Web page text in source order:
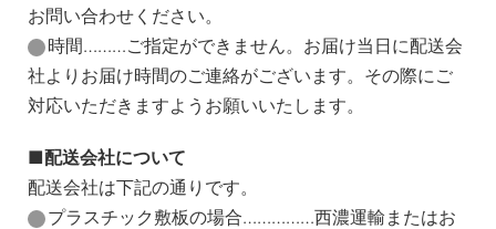
お問い合わせください。
時間………ご指定ができません。お届け当日に配送会
社よりお届け時間のご連絡がございます。その際にご
対応いただきますようお願いいたします。
配送会社について
配送会社は下記の通りです。
プラスチック敷板の場合……………西濃運輸またはお